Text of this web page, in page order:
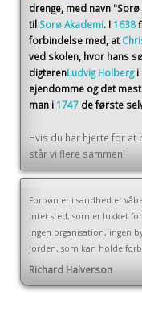
drenge, med navn
til Sorø Akademi. I 1638
forbindelse med, at
ved skolen, hvor hans
digterenLudvig Holberg i
ejendomme og det
man i 1747 de første
Hvis du har hjerte for at
står vi flere sammen!
Forbøn er i sandhed et
intet sted, som er lukket
ingen organisation, ingen
jorden, som kan holde
Richard Halverson